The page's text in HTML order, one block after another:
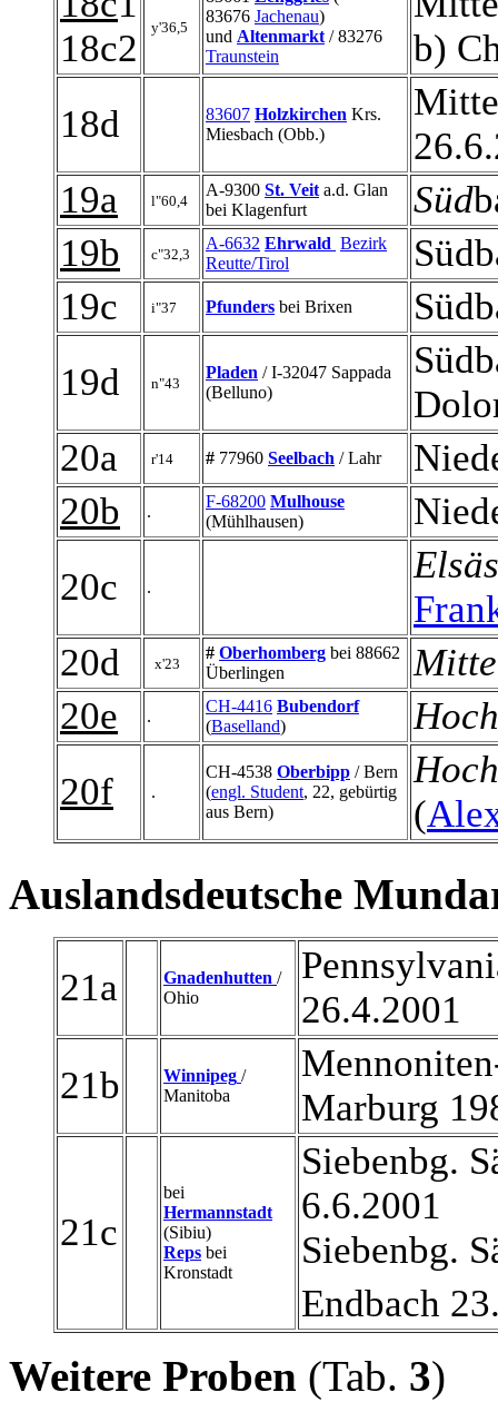
18c2
y'36,5
83676 Jachenau)
und Altenmarkt / 83276
Traunstein
b)
18d
83607 Holzkirchen Krs.
Miesbach (Obb.)
19a
l"60,4
A-9300 St. Veit a.d. Glan
bei Klagenfurt
Süd
19b
c"32,3
A-6632 Ehrwald Bezirk
Reutte/Tirol
19c
i"37 Pfunders bei Brixen
19d
n"43
Pladen / I-32047 Sappada
(Belluno)
20a
r'14 # 77960 Seelbach / Lahr
20b
.
F-68200 Mulhouse
(Mühlhausen)
20c
.
20d
x'23
# Oberhomberg bei 88662
Überlingen
20e
.
CH-4416 Bubendorf
(Baselland)
Hoch
20f
.
CH-4538 Oberbipp / Bern
(engl. Student, 22, gebürtig
aus Bern)
Hoch
(
Auslandsdeutsche
21a Gnadenhutten /
Ohio
26.4.2001
21b
Winnipeg /
Manitoba
Marburg
21c
bei
Hermannstadt
(Sibiu)
Reps bei
Kronstadt
Siebenbg.
6.6.2001
Siebenbg.
Endbach
Weitere Proben (Tab. 3)